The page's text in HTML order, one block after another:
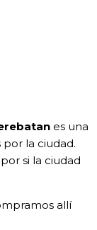
es una
por la ciudad.
si la ciudad
allí